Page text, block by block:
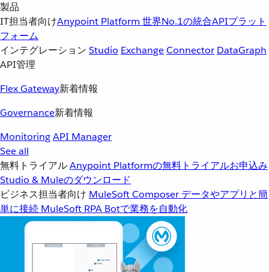
製品
IT担当者向けAnypoint Platform 世界No.1の統合APIプラット
フォーム
インテグレーション Studio ExchangeConnector DataGraph
API管理
Flex Gateway新着情報
Governance新着情報
MonitoringAPI Manager
See all
無料トライアルAnypoint Platformの無料トライアルお申込み
Studio & Muleのダウンロード
ビジネス担当者向け MuleSoft Composer データやアプリと簡
単に接続 MuleSoft RPA Botで業務を自動化